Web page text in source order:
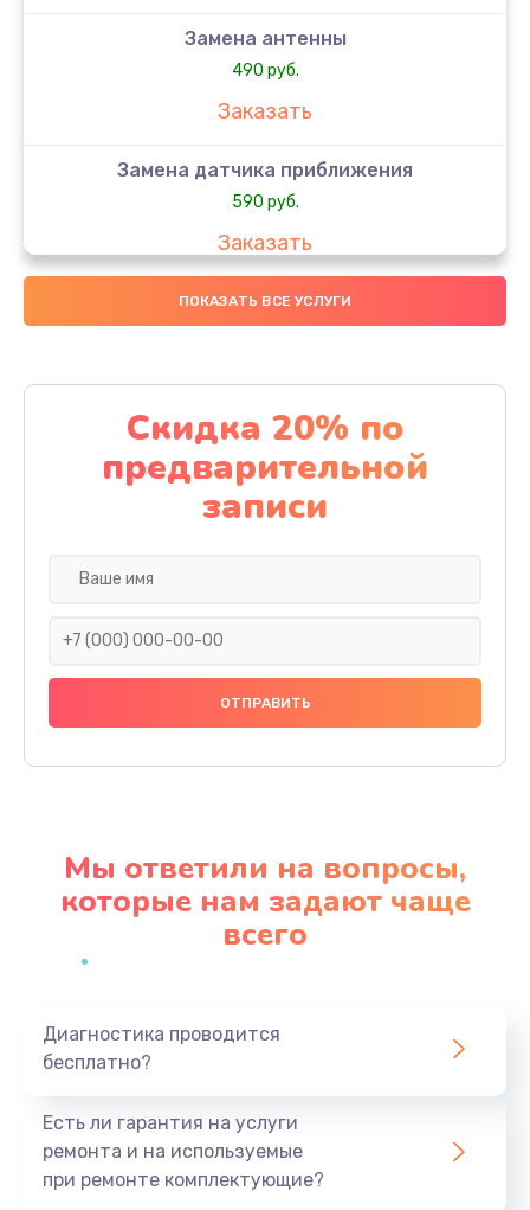
Замена антенны
490 руб.
Заказать
Замена датчика приближения
590 руб.
Заказать
Замена стекла
Обновление ПО
890 руб.
Заказать
Заказать
Замена аккумулятора
620 руб.
Заказать
940 руб.
Заказать
Заказать
490 руб.
Заказать
ПОКАЗАТЬ ВСЕ УСЛУГИ
Скидка 20% по
предварительной
записи
Мы ответили на вопросы,
которые нам задают чаще
всего
Диагностика проводится
бесплатно?
Есть ли гарантия на услуги
ремонта и на используемые
при ремонте комплектующие?